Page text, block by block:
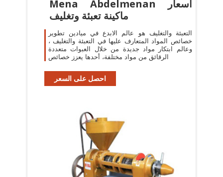
Mena Abdelmenan اسعار
ماكينة تعبئة وتغليف
التعبئة والتغليف هو عالم الابدع في ميادين تطوير
خصائص المواد المتعارف عليها في التعبئة والتغليف ،
وعالم ابتكار مواد جديدة من خلال العبوات متعددة
الرقائق من مواد مختلفة، أحدها يعزز خصائص
احصل على السعر